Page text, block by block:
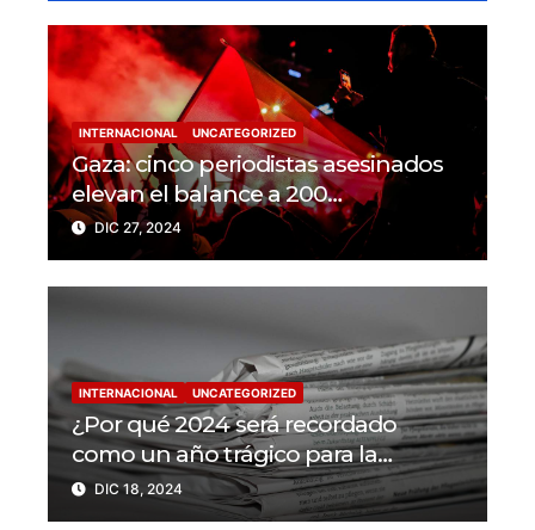
INTERNACIONAL UNCATEGORIZED
Gaza: cinco periodistas asesinados
elevan el balance a 200
trabajadores de la prensa muertos
en 2024
DIC 27, 2024
INTERNACIONAL UNCATEGORIZED
¿Por qué 2024 será recordado
como un año trágico para la
libertad de prensa? Un tercio de los
periodistas asesinados por Israel
DIC 18, 2024